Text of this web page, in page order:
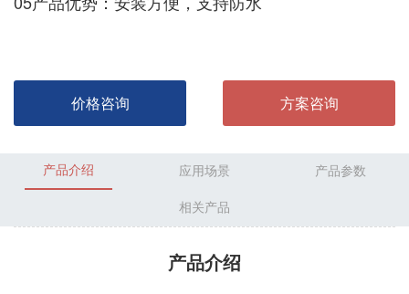
价格咨询 方案咨询
产品介绍 应用场景 产品参数
相关产品
产品介绍